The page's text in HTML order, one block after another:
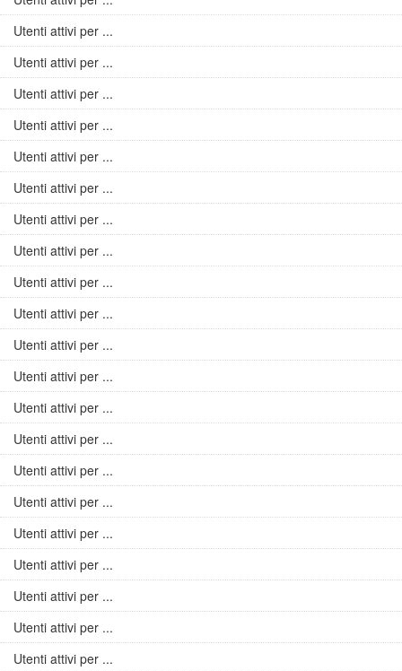
Utenti attivi per ...
Utenti attivi per ...
Utenti attivi per ...
Utenti attivi per ...
Utenti attivi per ...
Utenti attivi per ...
Utenti attivi per ...
Utenti attivi per ...
Utenti attivi per ...
Utenti attivi per ...
Utenti attivi per ...
Utenti attivi per ...
Utenti attivi per ...
Utenti attivi per ...
Utenti attivi per ...
Utenti attivi per ...
Utenti attivi per ...
Utenti attivi per ...
Utenti attivi per ...
Utenti attivi per ...
Utenti attivi per ...